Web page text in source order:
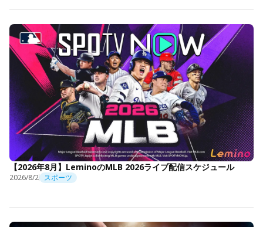
【2026年8月】LeminoのMLB 2026ライブ配信スケジュール
2026/8/2 スポーツ